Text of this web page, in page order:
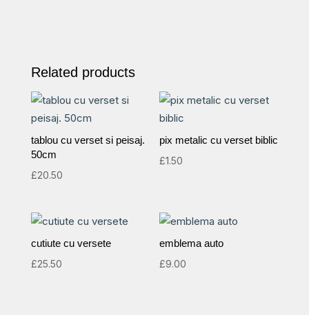
Related products
tablou cu verset si peisaj.
50cm
£20.50
pix metalic cu verset biblic
£1.50
cutiute cu versete
£25.50
emblema auto
£9.00